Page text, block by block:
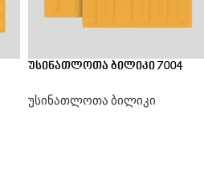
უსინათლოთა ბილიკი 7004
უსინათლოთა ბილიკი